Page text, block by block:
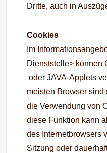
Dritte, auch in
Cookies
Im
Dienststelle> können
oder JAVA-Applets
meisten Browser
die Verwendung von
diese Funktion kann
des Internetbrowsers
Sitzung oder